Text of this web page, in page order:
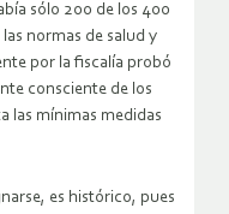
sólo 200 de los 400
normas de salud y
por la fiscalía probó
consciente de los
las mínimas medidas
es histórico, pues